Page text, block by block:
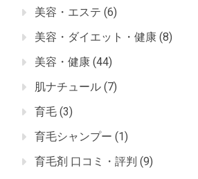
美容・エステ (6)
美容・ダイエット・健康 (8)
美容・健康 (44)
肌ナチュール (7)
育毛 (3)
育毛シャンプー (1)
育毛剤 口コミ・評判 (9)